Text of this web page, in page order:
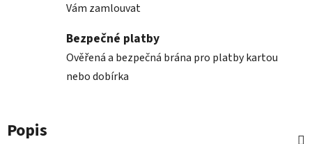
Vám zamlouvat
Bezpečné platby
Ověřená a bezpečná brána pro platby kartou
nebo dobírka
Popis